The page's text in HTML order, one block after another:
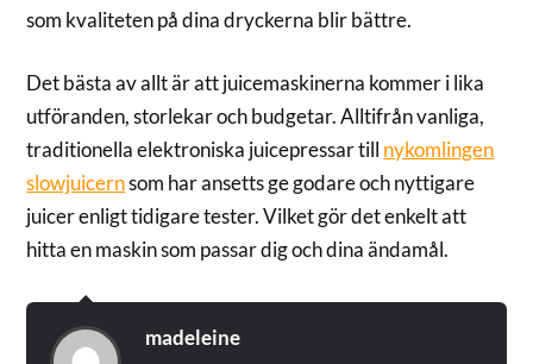
som kvaliteten på dina dryckerna blir bättre.
Det bästa av allt är att juicemaskinerna kommer i lika
utföranden, storlekar och budgetar. Alltifrån vanliga,
traditionella elektroniska juicepressar till nykomlingen
slowjuicernsom har ansetts ge godare och nyttigare
juicer enligt tidigare tester. Vilket gör det enkelt att
hitta en maskin som passar dig och dina ändamål.
madeleine